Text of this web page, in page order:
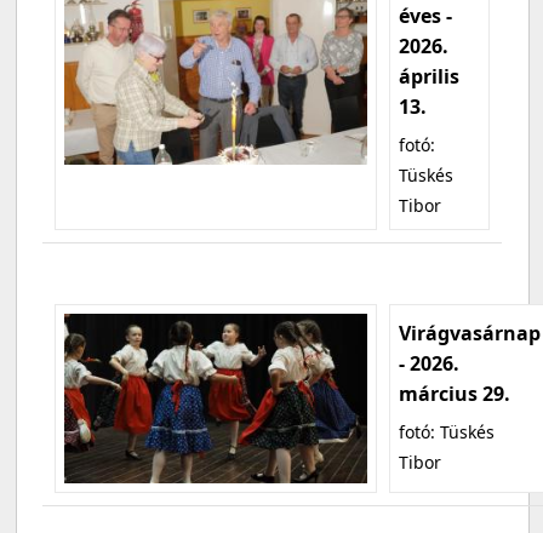
éves -
2026.
április
13.
fotó:
Tüskés
Tibor
Virágvasárnap
- 2026.
március 29.
fotó: Tüskés
Tibor